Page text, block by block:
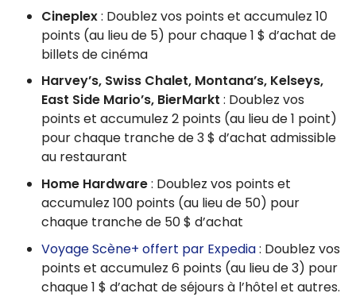
Cineplex: Doublez vos points et accumulez 10
points (au lieu de 5) pour chaque 1 $ d’achat de
billets de cinéma
Harvey’s, Swiss Chalet, Montana’s, Kelseys,
East Side Mario’s, BierMarkt : Doublez vos
points et accumulez 2 points (au lieu de 1 point)
pour chaque tranche de 3 $ d’achat admissible
au restaurant
Home Hardware: Doublez vos points et
accumulez 100 points (au lieu de 50) pour
chaque tranche de 50 $ d’achat
Voyage Scène+ offert par Expedia: Doublez vos
points et accumulez 6 points (au lieu de 3) pour
chaque 1 $ d’achat de séjours à l’hôtel et autres.